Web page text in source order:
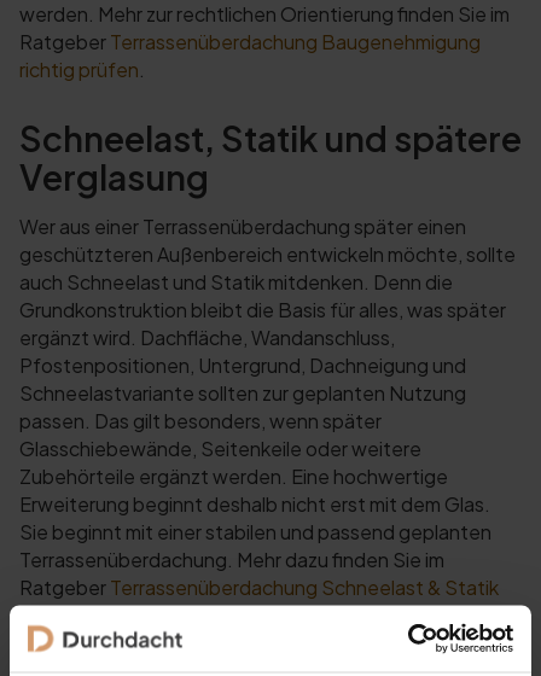
werden. Mehr zur rechtlichen Orientierung finden Sie im
RatgeberTerrassenüberdachung Baugenehmigung
richtig prüfen
Schneelast, Statik und spätere
Verglasung
Wer aus einer Terrassenüberdachung später einen
geschützteren Außenbereich entwickeln möchte, sollte
auch Schneelast und Statik mitdenken. Denn die
Grundkonstruktion bleibt die Basis für alles, was später
ergänzt wird. Dachfläche, Wandanschluss,
Pfostenpositionen, Untergrund, Dachneigung und
Schneelastvariante sollten zur geplanten Nutzung
passen. Das gilt besonders, wenn später
Glasschiebewände, Seitenkeile oder weitere
Zubehörteile ergänzt werden. Eine hochwertige
Erweiterung beginnt deshalb nicht erst mit dem Glas.
Sie beginnt mit einer stabilen und passend geplanten
Terrassenüberdachung. Mehr dazu finden Sie im
RatgeberTerrassenüberdachung Schneelast & Statik